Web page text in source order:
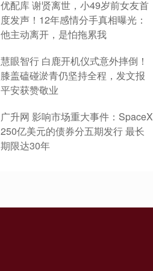
优配库 谢贤离世，小49岁前女友首
度发声！12年感情分手真相曝光：
他主动离开，是怕拖累我
慧眼智行 白鹿开机仪式意外摔倒！
膝盖磕碰淤青仍坚持全程，发文报
平安获赞敬业
广升网 影响市场重大事件：SpaceX
250亿美元的债券分五期发行 最长
期限达30年